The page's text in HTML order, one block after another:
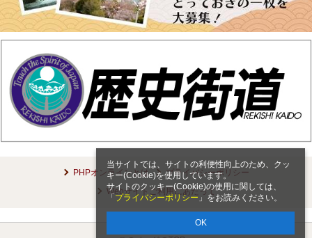
当サイトでは、サイトの利便性向上のため、クッ
キー(Cookie)を使用しています。
サイトのクッキー(Cookie)の使用に関しては、
「 プライバシーポリシー 」をお読みください。
OK
PHPオンラインとは
プライバシーポリシー
Webサイトご利用にあたって